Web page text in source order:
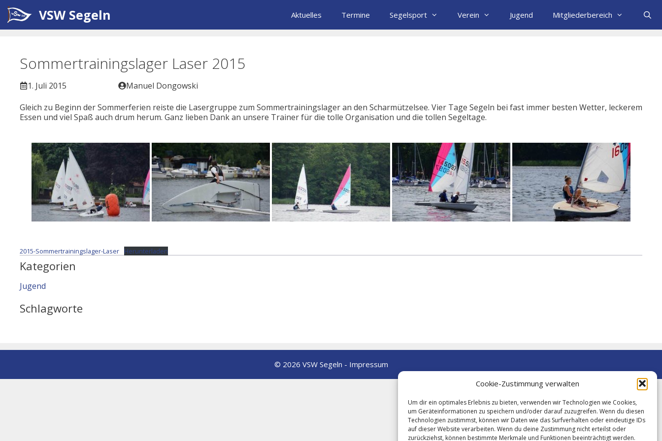
Cookie-Zustimmung verwalten
Um dir ein optimales Erlebnis zu bieten, verwenden wir Technologien wie Cookies,
um Geräteinformationen zu speichern und/oder darauf zuzugreifen. Wenn du diesen
Technologien zustimmst, können wir Daten wie das Surfverhalten oder eindeutige IDs
auf dieser Website verarbeiten. Wenn du deine Zustimmung nicht erteilst oder
zurückziehst, können bestimmte Merkmale und Funktionen beeinträchtigt werden.
Zum
Inhalt
springen
VSW Segeln Aktuelles Termine Segelsport Verein Jugend Mitgliederbereich
Sommertrainingslager Laser 2015
1. Juli 2015
Manuel Dongowski
Gleich zu Beginn der Sommerferien reiste die Lasergruppe zum Sommertrainingslager an den Scharmützelsee. Vier Tage Segeln bei fast immer besten Wetter, leckerem
Essen und viel Spaß auch drum herum. Ganz lieben Dank an unsere Trainer für die tolle Organisation und die tollen Segeltage.
2015-Sommertrainingslager-Laser Herunterladen
Kategorien
Jugend
Schlagworte
© 2026 VSW Segeln - Impressum